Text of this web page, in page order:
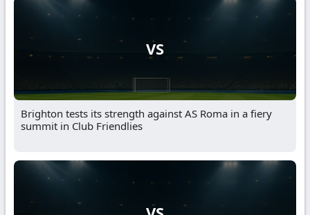
VS
Brighton tests its strength against AS Roma in a fiery
summit in Club Friendlies